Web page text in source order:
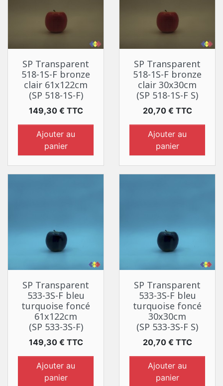
SP Transparent
518-1S-F bronze
clair 61x122cm
(SP 518-1S-F)
Prix
149,30 € TTC
Ajouter au
panier
SP Transparent
518-1S-F bronze
clair 30x30cm
(SP 518-1S-F S)
Prix
20,70 € TTC
Ajouter au
panier
SP Transparent
533-3S-F bleu
turquoise foncé
61x122cm
(SP 533-3S-F)
Prix
149,30 € TTC
Ajouter au
panier
SP Transparent
533-3S-F bleu
turquoise foncé
30x30cm
(SP 533-3S-F S)
Prix
20,70 € TTC
Ajouter au
panier